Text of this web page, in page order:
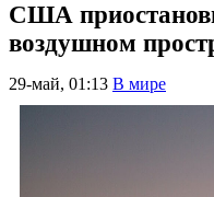
США
воздушном
29-май, 01:13 В мире